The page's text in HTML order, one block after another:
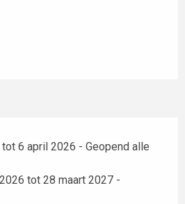
6 april 2026 - Geopend alle
tot 28 maart 2027 -